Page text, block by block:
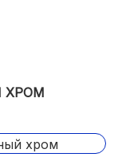
ХРОМ